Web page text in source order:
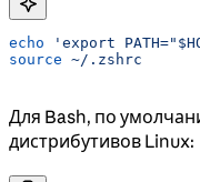
echo 'export
source ~/.zshrc
Для Bash, по
дистрибутивов Linux: